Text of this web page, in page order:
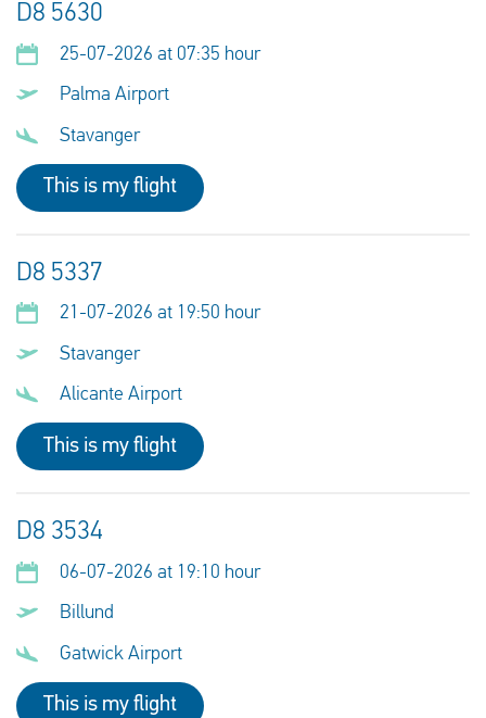
D8 5630
25-07-2026 at 07:35 hour
Palma Airport
Stavanger
This is my flight
D8 5337
21-07-2026 at 19:50 hour
Stavanger
Alicante Airport
This is my flight
D8 3534
06-07-2026 at 19:10 hour
Billund
Gatwick Airport
This is my flight